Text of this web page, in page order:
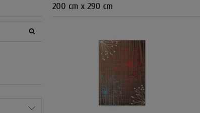
200 cm x 290 cm